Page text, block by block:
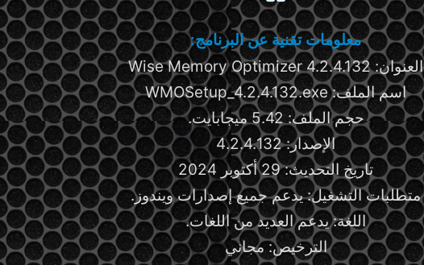
معلومات تقنية عن البرنامج:
العنوان: Wise Memory Optimizer 4.2.4.132
اسم الملف: WMOSetup_4.2.4.132.exe
حجم الملف: 5.42 ميجابايت.
الإصدار: 4.2.4.132
تاريخ التحديث: 29 أكتوبر 2024
متطلبات التشغيل: يدعم جميع إصدارات ويندوز.
اللغة: يدعم العديد من اللغات.
الترخيص: مجاني